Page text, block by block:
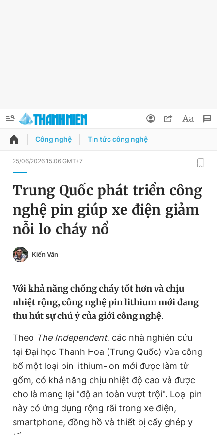
QUẢNG CÁO ĐẶT BÁO
Chuyên mục
Chuyên mục khác
Chào ngày mới
Tin 360
Video Magazine
Sản phẩm khác
Tiện ích Bạn cần biết
Thông tin tòa soạn Liên hệ quảng cáo
Đổi mật khẩu
Tin đã lưu
Công nghệ Tin tức công nghệ
25/06/2026 15:06 GMT+7
Trung Quốc phát triển công
nghệ pin giúp xe điện giảm
nỗi lo cháy nổ
Kiến Văn
Với khả năng chống cháy tốt hơn và chịu
nhiệt rộng, công nghệ pin lithium mới đang
thu hút sự chú ý của giới công nghệ.
Theo The Independent, các nhà nghiên cứu
tại Đại học Thanh Hoa (Trung Quốc) vừa công
bố một loại pin lithium-ion mới được làm từ
gốm, có khả năng chịu nhiệt độ cao và được
cho là mang lại "độ an toàn vượt trội". Loại pin
này có ứng dụng rộng rãi trong xe điện,
smartphone, đồng hồ và thiết bị cấy ghép y